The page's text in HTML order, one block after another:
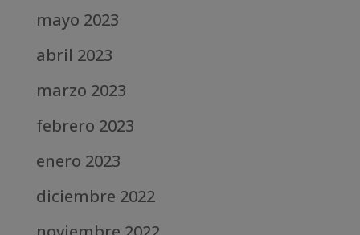
mayo 2023
abril 2023
marzo 2023
febrero 2023
enero 2023
diciembre 2022